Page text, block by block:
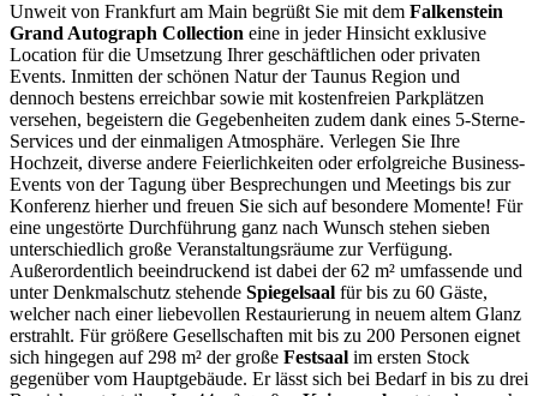
Unweit von Frankfurt am Main begrüßt Sie mit dem Falkenstein
Grand Autograph Collection eine in jeder Hinsicht exklusive
Location für die Umsetzung Ihrer geschäftlichen oder privaten
Events. Inmitten der schönen Natur der Taunus Region und
dennoch bestens erreichbar sowie mit kostenfreien Parkplätzen
versehen, begeistern die Gegebenheiten zudem dank eines 5-Sterne-
Services und der einmaligen Atmosphäre. Verlegen Sie Ihre
Hochzeit, diverse andere Feierlichkeiten oder erfolgreiche Business-
Events von der Tagung über Besprechungen und Meetings bis zur
Konferenz hierher und freuen Sie sich auf besondere Momente! Für
eine ungestörte Durchführung ganz nach Wunsch stehen sieben
unterschiedlich große Veranstaltungsräume zur Verfügung.
Außerordentlich beeindruckend ist dabei der 62 m² umfassende und
unter Denkmalschutz stehende Spiegelsaal für bis zu 60 Gäste,
welcher nach einer liebevollen Restaurierung in neuem altem Glanz
erstrahlt. Für größere Gesellschaften mit bis zu 200 Personen eignet
sich hingegen auf 298 m² der große Festsaal im ersten Stock
gegenüber vom Hauptgebäude. Er lässt sich bei Bedarf in bis zu drei